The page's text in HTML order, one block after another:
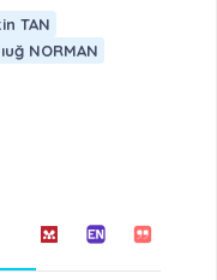
TAN
NORMAN